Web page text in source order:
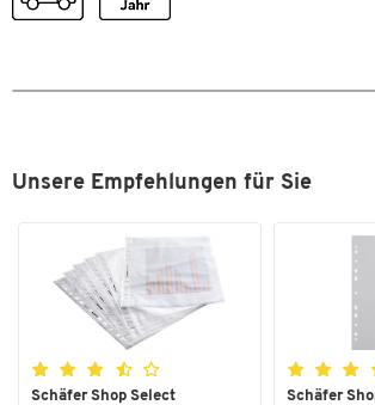
Unsere Empfehlungen für Sie
Schäfer Shop Select Schäfer
Zum Zoomen doppeltippen